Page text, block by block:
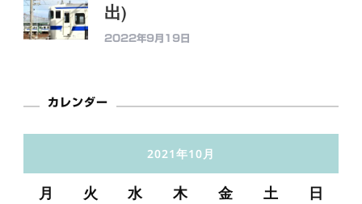
出)
2022年9月19日
カレンダー
2021年10月
月 火 水 木 金 土 日